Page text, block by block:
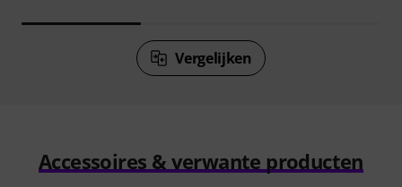
Vergelijken
Accessoires & verwante producten